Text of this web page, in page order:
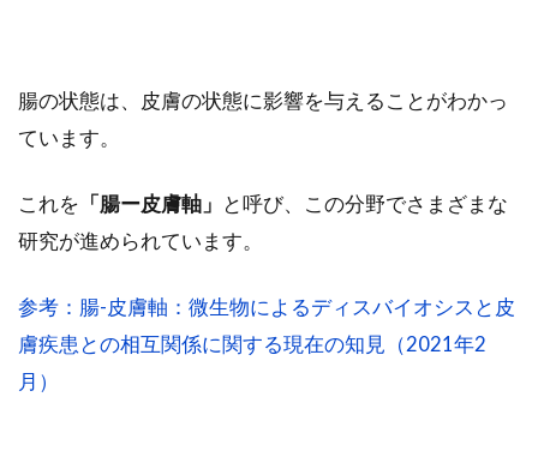
腸の状態は、皮膚の状態に影響を与えることがわかっ
ています。
これを 「腸ー皮膚軸」 と呼び、この分野でさまざまな
研究が進められています。
参考：腸-皮膚軸：微生物によるディスバイオシスと皮
膚疾患との相互関係に関する現在の知見（2021年2
月）